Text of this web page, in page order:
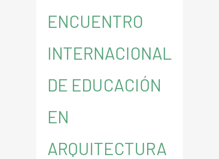
ENCUENTRO
INTERNACIONAL
DE EDUCACIÓN
EN
ARQUITECTURA